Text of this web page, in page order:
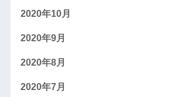
2020年10月
2020年9月
2020年8月
2020年7月